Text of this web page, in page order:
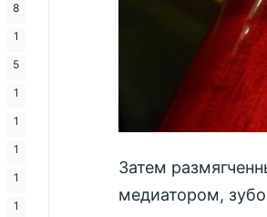
8
1
5
1
1
1
1
1
Затем
медиатором,